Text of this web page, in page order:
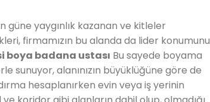
güne yaygınlık kazanan ve kitleler
firmamızın bu alanda da lider konumunu
boya badana ustası Bu sayede boyama
sunuyor, alanınızın büyüklüğüne göre de
hesaplanırken evin veya iş yerinin